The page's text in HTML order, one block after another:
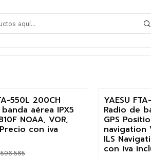
550L 200CH
aérea IPX5
NOAA, VOR,
con iva
-17%
Agotado
YAESU
Radio de
GPS
navigation
ILS
con iva